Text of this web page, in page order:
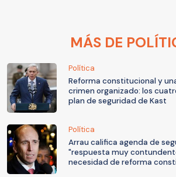
MÁS DE
Política
Reforma constitucional y
crimen organizado: los
plan de seguridad de Kast
Política
Arrau califica agenda de
"respuesta muy
necesidad de reforma